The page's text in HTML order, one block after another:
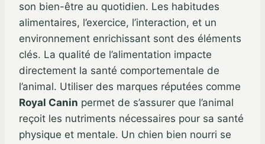
son bien-être au quotidien. Les habitudes
alimentaires, l’exercice, l’interaction, et un
environnement enrichissant sont des éléments
clés. La qualité de l’alimentation impacte
directement la santé comportementale de
l’animal. Utiliser des marques réputées comme
Royal Canin permet de s’assurer que l’animal
reçoit les nutriments nécessaires pour sa santé
physique et mentale. Un chien bien nourri se